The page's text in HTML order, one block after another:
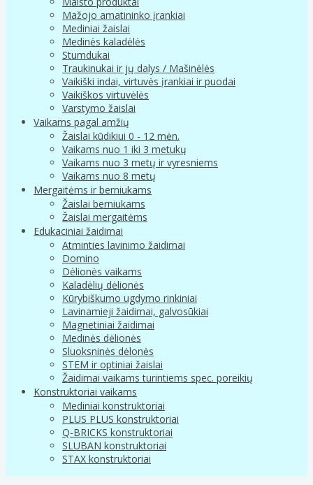
Mažojo amatininko įrankiai
Mediniai žaislai
Medinės kaladėlės
Stumdukai
Traukinukai ir jų dalys / Mašinėlės
Vaikiški indai, virtuvės įrankiai ir puodai
Vaikiškos virtuvėlės
Varstymo žaislai
Vaikams pagal amžių
Žaislai kūdikiui 0 - 12 mėn.
Vaikams nuo 1 iki 3 metukų
Vaikams nuo 3 metų ir vyresniems
Vaikams nuo 8 metų
Mergaitėms ir berniukams
Žaislai berniukams
Žaislai mergaitėms
Edukaciniai žaidimai
Atminties lavinimo žaidimai
Domino
Dėlionės vaikams
Kaladėlių dėlionės
Kūrybiškumo ugdymo rinkiniai
Lavinamieji žaidimai, galvosūkiai
Magnetiniai žaidimai
Medinės dėlionės
Sluoksninės dėlonės
STEM ir optiniai žaislai
Žaidimai vaikams turintiems spec. poreikių
Konstruktoriai vaikams
Mediniai konstruktoriai
PLUS PLUS konstruktoriai
Q-BRICKS konstruktoriai
SLUBAN konstruktoriai
STAX konstruktoriai